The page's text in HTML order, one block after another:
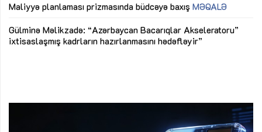
Maliyyə planlaması prizmasında büdcəyə baxış MƏQALƏ
Gülminə Məlikzadə: “Azərbaycan Bacarıqlar Akseleratoru”
ixtisaslaşmış kadrların hazırlanmasını hədəfləyir”